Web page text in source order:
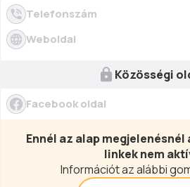
Telefonszám
Weboldal
Közösségi
Facebook oldal
Ennél az alap
linkek nem
Információt az alábbi